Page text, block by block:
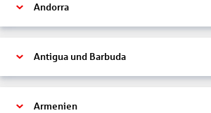
Andorra
Antigua und Barbuda
Armenien